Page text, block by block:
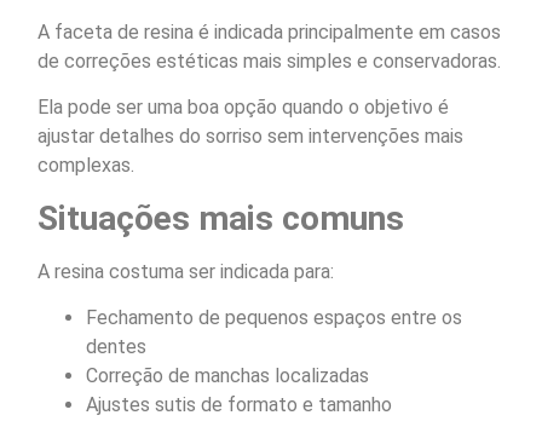
A faceta de resina é indicada principalmente em casos
de correções estéticas mais simples e conservadoras.
Ela pode ser uma boa opção quando o objetivo é
ajustar detalhes do sorriso sem intervenções mais
complexas.
Situações mais comuns
A resina costuma ser indicada para:
Fechamento de pequenos espaços entre os
dentes
Correção de manchas localizadas
Ajustes sutis de formato e tamanho